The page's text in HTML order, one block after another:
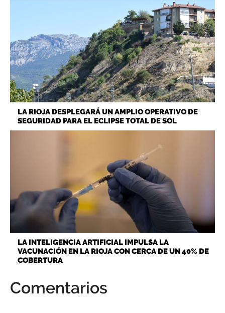
LA RIOJA DESPLEGARÁ UN AMPLIO OPERATIVO DE
SEGURIDAD PARA EL ECLIPSE TOTAL DE SOL
LA INTELIGENCIA ARTIFICIAL IMPULSA LA
VACUNACIÓN EN LA RIOJA CON CERCA DE UN 40% DE
COBERTURA
Comentarios